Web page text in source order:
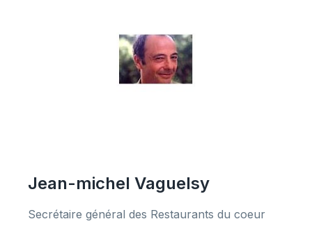
Jean-michel Vaguelsy
Secrétaire général des Restaurants du coeur